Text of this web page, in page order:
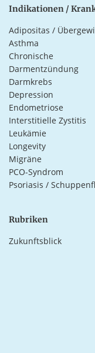
Indikationen /
Adipositas /
Asthma
Chronische
Darmentzündung
Darmkrebs
Depression
Endometriose
Interstitielle Zystitis
Leukämie
Longevity
Migräne
PCO-Syndrom
Psoriasis /
Rubriken
Zukunftsblick